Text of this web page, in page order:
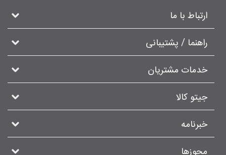
ارتباط با ما
راهنما / پشتیبانی
خدمات مشتریان
جیتو کالا
خبرنامه
مجوزها